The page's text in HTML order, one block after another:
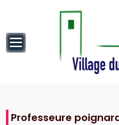
Professeure